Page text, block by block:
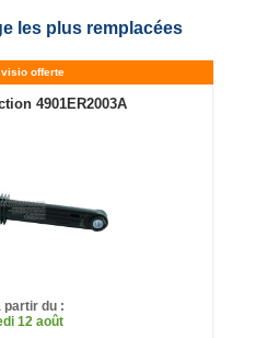
les plus remplacées
offerte
4901ER2003A
partir du :
12 août